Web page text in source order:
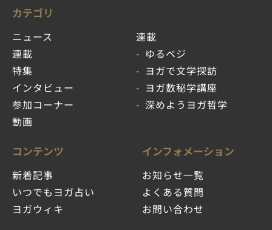
カテゴリ
ニュース
連載
特集
インタビュー
参加コーナー
動画
連載
ゆるベジ
ヨガで文学探訪
ヨガ数秘学講座
深めようヨガ哲学
コンテンツ
新着記事
いつでもヨガ占い
ヨガウィキ
インフォメーション
お知らせ一覧
よくある質問
お問い合わせ